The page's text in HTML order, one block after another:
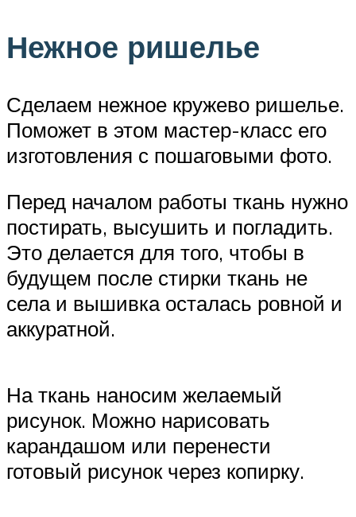
Нежное ришелье
Сделаем нежное кружево ришелье.
Поможет в этом мастер-класс его
изготовления с пошаговыми фото.
Перед началом работы ткань нужно
постирать, высушить и погладить.
Это делается для того, чтобы в
будущем после стирки ткань не
села и вышивка осталась ровной и
аккуратной.
На ткань наносим желаемый
рисунок. Можно нарисовать
карандашом или перенести
готовый рисунок через копирку.